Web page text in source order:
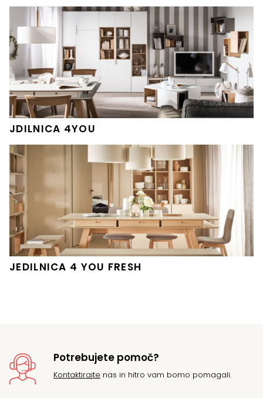
JDILNICA 4YOU
JEDILNICA 4 YOU FRESH
Potrebujete pomoč?
Kontaktirajte nas in hitro vam bomo pomagali.